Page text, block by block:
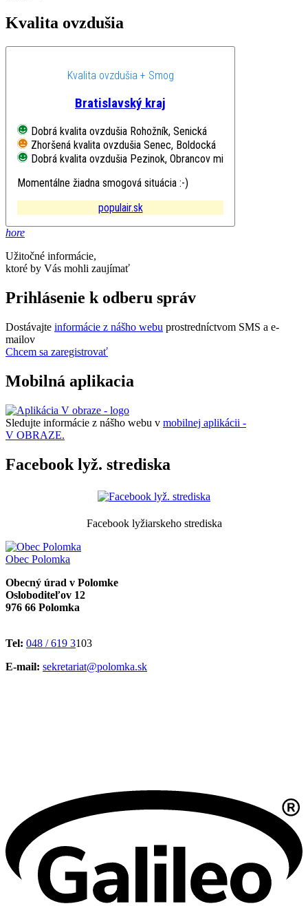
Kvalita ovzdušia
Kvalita ovzdušia + Smog
Bratislavský kraj
Dobrá kvalita ovzdušia Rohožník, Senická
Zhoršená kvalita ovzdušia Senec, Boldocká
Dobrá kvalita ovzdušia Pezinok, Obrancov mieru
Momentálne žiadna smogová situácia :-)
populair.sk
hore
Užitočné informácie,
ktoré by Vás mohli zaujímať
Prihlásenie k odberu správ
Dostávajte informácie z nášho webu prostredníctvom SMS a e-
mailov
Chcem sa zaregistrovať
Mobilná aplikacia
Sledujte informácie z nášho webu v mobilnej aplikácii -
V OBRAZE.
Facebook lyž. strediska
Facebook lyžiarskeho strediska
Obec Polomka
Obecný úrad v Polomke
Osloboditeľov 12
976 66 Polomka
Tel: 048 / 619 3103
E-mail: sekretariat@polomka.sk